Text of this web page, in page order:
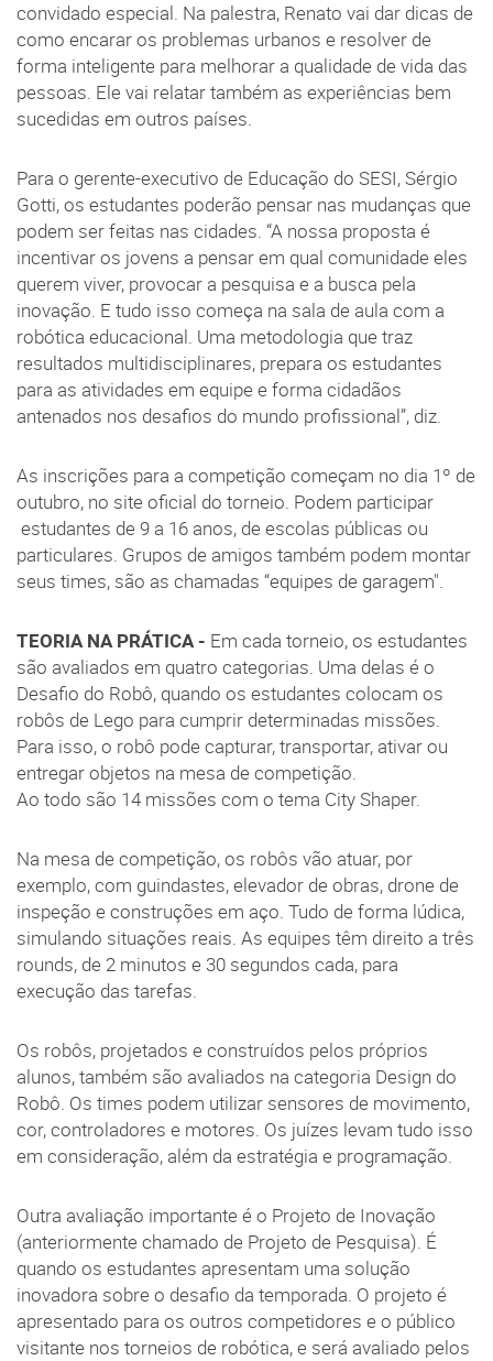
convidado especial. Na palestra, Renato vai dar dicas de
como encarar os problemas urbanos e resolver de
forma inteligente para melhorar a qualidade de vida das
pessoas. Ele vai relatar também as experiências bem
sucedidas em outros países.
Para o gerente-executivo de Educação do SESI, Sérgio
Gotti, os estudantes poderão pensar nas mudanças que
podem ser feitas nas cidades. “A nossa proposta é
incentivar os jovens a pensar em qual comunidade eles
querem viver, provocar a pesquisa e a busca pela
inovação. E tudo isso começa na sala de aula com a
robótica educacional. Uma metodologia que traz
resultados multidisciplinares, prepara os estudantes
para as atividades em equipe e forma cidadãos
antenados nos desafios do mundo profissional”, diz.
As inscrições para a competição começam no dia 1º de
outubro, no site oficial do torneio. Podem participar
estudantes de 9 a 16 anos, de escolas públicas ou
particulares. Grupos de amigos também podem montar
seus times, são as chamadas “equipes de garagem".
TEORIA NA PRÁTICA - Em cada torneio, os estudantes
são avaliados em quatro categorias. Uma delas é o
Desafio do Robô, quando os estudantes colocam os
robôs de Lego para cumprir determinadas missões.
Para isso, o robô pode capturar, transportar, ativar ou
entregar objetos na mesa de competição.
Ao todo são 14 missões com o tema City Shaper.
Na mesa de competição, os robôs vão atuar, por
exemplo, com guindastes, elevador de obras, drone de
inspeção e construções em aço. Tudo de forma lúdica,
simulando situações reais. As equipes têm direito a três
rounds, de 2 minutos e 30 segundos cada, para
execução das tarefas.
Os robôs, projetados e construídos pelos próprios
alunos, também são avaliados na categoria Design do
Robô. Os times podem utilizar sensores de movimento,
cor, controladores e motores. Os juízes levam tudo isso
em consideração, além da estratégia e programação.
Outra avaliação importante é o Projeto de Inovação
(anteriormente chamado de Projeto de Pesquisa). É
quando os estudantes apresentam uma solução
inovadora sobre o desafio da temporada. O projeto é
apresentado para os outros competidores e o público
visitante nos torneios de robótica, e será avaliado pelos